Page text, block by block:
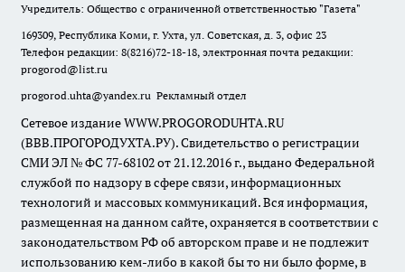
Учредитель: Общество с ограниченной ответственностью "Газета"
169309, Республика Коми, г. Ухта, ул. Советская, д. 3, офис 23
Телефон редакции: 8(8216)72-18-18, электронная почта редакции:
progorod@list.ru
progorod.uhta@yandex.ru Рекламный отдел
Сетевое издание WWW.PROGORODUHTA.RU
(ВВВ.ПРОГОРОДУХТА.РУ). Свидетельство о регистрации
СМИ ЭЛ № ФС 77-68102 от 21.12.2016 г., выдано Федеральной
службой по надзору в сфере связи, информационных
технологий и массовых коммуникаций. Вся информация,
размещенная на данном сайте, охраняется в соответствии с
законодательством РФ об авторском праве и не подлежит
использованию кем-либо в какой бы то ни было форме, в